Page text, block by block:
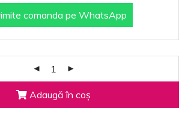
comanda pe WhatsApp
Adaugă în coș